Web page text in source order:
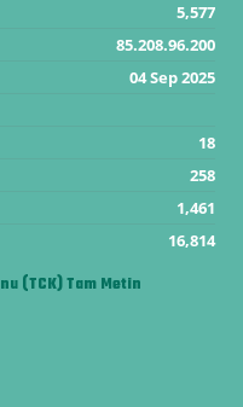
5,577
85.208.96.200
04 Sep 2025
18
258
1,461
16,814
(TCK) Tam Metin